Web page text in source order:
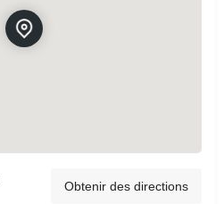
Obtenir des directions